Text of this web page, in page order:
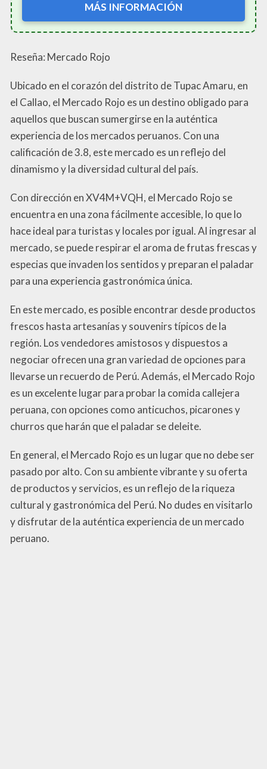
MÁS INFORMACIÓN
Reseña: Mercado Rojo
Ubicado en el corazón del distrito de Tupac Amaru, en
el Callao, el Mercado Rojo es un destino obligado para
aquellos que buscan sumergirse en la auténtica
experiencia de los mercados peruanos. Con una
calificación de 3.8, este mercado es un reflejo del
dinamismo y la diversidad cultural del país.
Con dirección en XV4M+VQH, el Mercado Rojo se
encuentra en una zona fácilmente accesible, lo que lo
hace ideal para turistas y locales por igual. Al ingresar al
mercado, se puede respirar el aroma de frutas frescas y
especias que invaden los sentidos y preparan el paladar
para una experiencia gastronómica única.
En este mercado, es posible encontrar desde productos
frescos hasta artesanías y souvenirs típicos de la
región. Los vendedores amistosos y dispuestos a
negociar ofrecen una gran variedad de opciones para
llevarse un recuerdo de Perú. Además, el Mercado Rojo
es un excelente lugar para probar la comida callejera
peruana, con opciones como anticuchos, picarones y
churros que harán que el paladar se deleite.
En general, el Mercado Rojo es un lugar que no debe ser
pasado por alto. Con su ambiente vibrante y su oferta
de productos y servicios, es un reflejo de la riqueza
cultural y gastronómica del Perú. No dudes en visitarlo
y disfrutar de la auténtica experiencia de un mercado
peruano.